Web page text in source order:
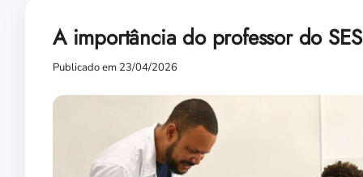
A importância do professor do
Publicado em 23/04/2026